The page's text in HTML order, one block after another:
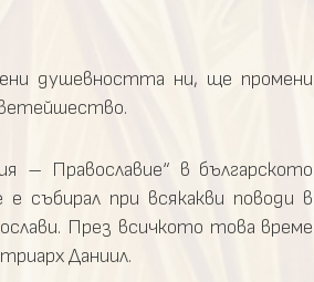
душевността ни, ще промени
– Православие“ в българското
събирал при всякакви поводи в
През всичкото това време
Даниил.